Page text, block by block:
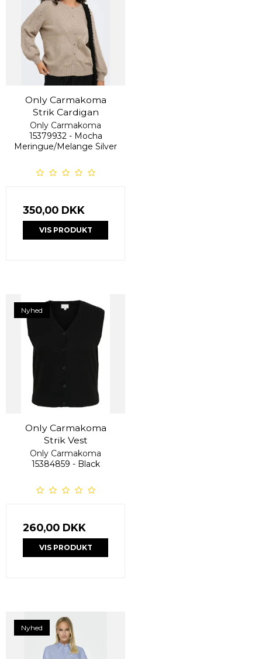
Only Carmakoma
Strik Cardigan
Only Carmakoma
15379932 - Mocha
Meringue/Melange Silver
350,00 DKK
VIS PRODUKT
Nyhed
Only Carmakoma
Strik Vest
Only Carmakoma
15384859 - Black
260,00 DKK
VIS PRODUKT
Nyhed